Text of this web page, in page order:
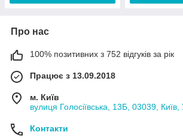
Про нас
100% позитивних з 752 відгуків за рік
Працює з 13.09.2018
м. Київ
вулиця Голосіївська, 13Б, 03039, Київ,
Контакти